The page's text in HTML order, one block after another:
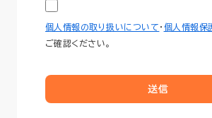
個人情報の取り扱いについて ・ 個人情報保
ご確認ください。
送信